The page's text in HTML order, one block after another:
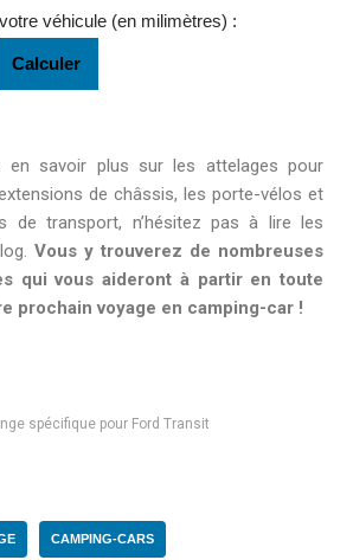
véhicule (en milimètres) :
Calculer
en savoir plus sur les attelages pour
de châssis, les porte-vélos et
de transport, n’hésitez pas à lire les
Vous y trouverez de nombreuses
qui vous aideront à partir en toute
prochain voyage en camping-car !
spécifique pour Ford Transit
CAMPING-CARS